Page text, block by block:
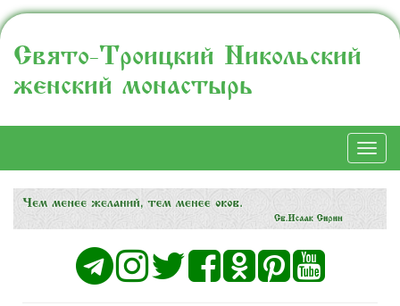
Свято-Троицкий Никольский
женский монастырь